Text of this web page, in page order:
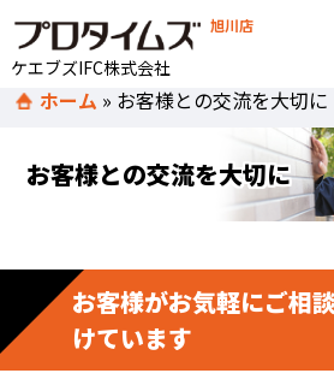
旭川店
ケエブズIFC株式会社
ホーム » お客様との交流を大切に
お客様との交流を大切に
お客様がお気軽にご相
けています